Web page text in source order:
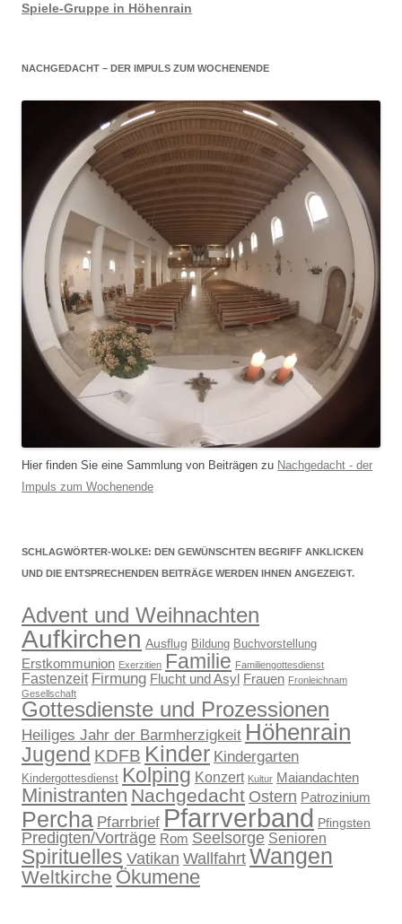
Spiele-Gruppe in Höhenrain
NACHGEDACHT – DER IMPULS ZUM WOCHENENDE
Hier finden Sie eine Sammlung von Beiträgen zu Nachgedacht - der
Impuls zum Wochenende
SCHLAGWÖRTER-WOLKE: DEN GEWÜNSCHTEN BEGRIFF ANKLICKEN
UND DIE ENTSPRECHENDEN BEITRÄGE WERDEN IHNEN ANGEZEIGT.
Advent und Weihnachten
Aufkirchen Ausflug Bildung Buchvorstellung
Erstkommunion Exerzitien Familie Familiengottesdienst
Fastenzeit Firmung Flucht und Asyl Frauen Fronleichnam
Gesellschaft
Gottesdienste und Prozessionen
Heiliges Jahr der Barmherzigkeit Höhenrain
Jugend KDFB Kinder Kindergarten
Kindergottesdienst Kolping Konzert Kultur Maiandachten
Ministranten Nachgedacht Ostern Patrozinium
Percha Pfarrbrief Pfarrverband Pfingsten
Predigten/Vorträge Rom Seelsorge Senioren
Spirituelles Vatikan WallfahrtWangen
Weltkirche Ökumene